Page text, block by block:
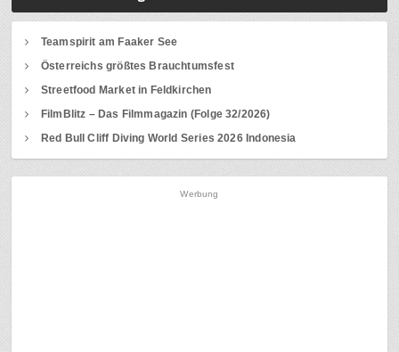
Teamspirit am Faaker See
Österreichs größtes Brauchtumsfest
Streetfood Market in Feldkirchen
FilmBlitz – Das Filmmagazin (Folge 32/2026)
Red Bull Cliff Diving World Series 2026 Indonesia
Werbung